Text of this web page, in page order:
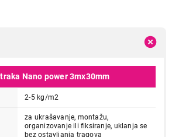
Nano power 3mx30mm
2-5 kg/m2
za ukrašavanje, montažu,
organizovanje ili fiksiranje, uklanja se
bez ostavljanja tragova